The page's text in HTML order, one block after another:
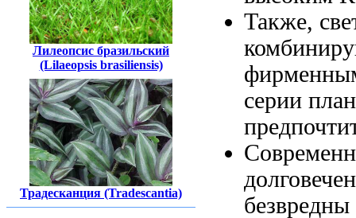
Лилеопсис бразильский
(Lilaeopsis brasiliensis)
Традесканция (Tradescantia)
Также,
серии